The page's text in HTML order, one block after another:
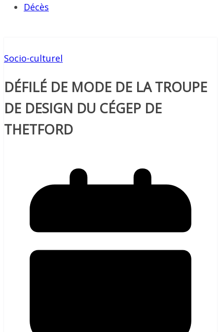
Décès
Socio-culturel
DÉFILÉ DE MODE DE LA TROUPE
DE DESIGN DU CÉGEP DE
THETFORD